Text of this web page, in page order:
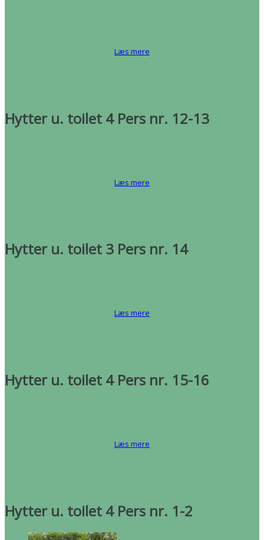
Læs mere
Hytter u. toilet 4 Pers nr. 12-13
Læs mere
Hytter u. toilet 3 Pers nr. 14
Læs mere
Hytter u. toilet 4 Pers nr. 15-16
Læs mere
Hytter u. toilet 4 Pers nr. 1-2